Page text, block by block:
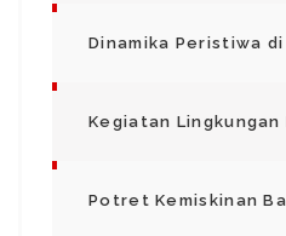
Dinamika Peristiwa
Potret Kemiskinan